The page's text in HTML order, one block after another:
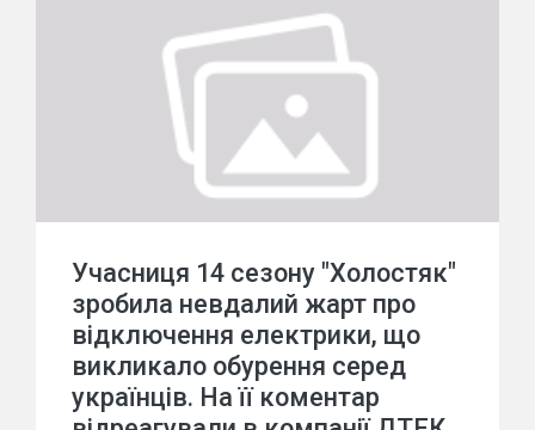
Учасниця 14 сезону "Холостяк"
зробила невдалий жарт про
відключення електрики, що
викликало обурення серед
українців. На її коментар